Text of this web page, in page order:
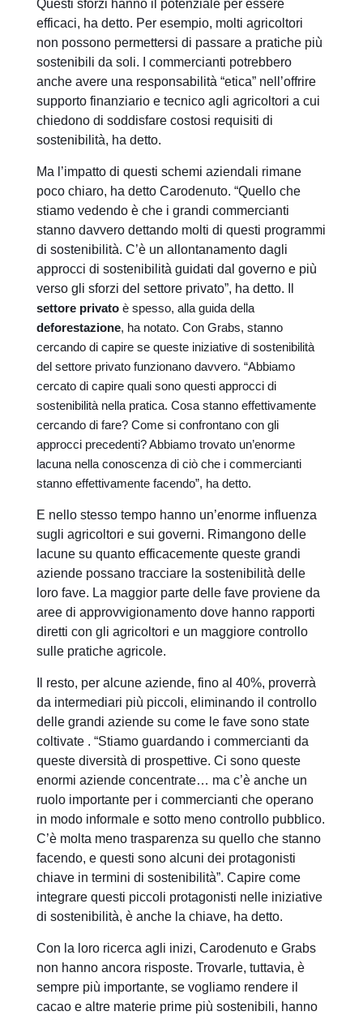
Questi sforzi hanno il potenziale per essere
efficaci, ha detto. Per esempio, molti agricoltori
non possono permettersi di passare a pratiche più
sostenibili da soli. I commercianti potrebbero
anche avere una responsabilità “etica” nell’offrire
supporto finanziario e tecnico agli agricoltori a cui
chiedono di soddisfare costosi requisiti di
sostenibilità, ha detto.
Ma l’impatto di questi schemi aziendali rimane
poco chiaro, ha detto Carodenuto. “Quello che
stiamo vedendo è che i grandi commercianti
stanno davvero dettando molti di questi programmi
di sostenibilità. C’è un allontanamento dagli
approcci di sostenibilità guidati dal governo e più
verso gli sforzi del settore privato”, ha detto. Il
settore privatoè spesso, alla guida della
deforestazione, ha notato. Con Grabs, stanno
cercando di capire se queste iniziative di sostenibilità
del settore privato funzionano davvero. “Abbiamo
cercato di capire quali sono questi approcci di
sostenibilità nella pratica. Cosa stanno effettivamente
cercando di fare? Come si confrontano con gli
approcci precedenti? Abbiamo trovato un’enorme
lacuna nella conoscenza di ciò che i commercianti
stanno effettivamente facendo”, ha detto.
E nello stesso tempo hanno un’enorme influenza
sugli agricoltori e sui governi. Rimangono delle
lacune su quanto efficacemente queste grandi
aziende possano tracciare la sostenibilità delle
loro fave. La maggior parte delle fave proviene da
aree di approvvigionamento dove hanno rapporti
diretti con gli agricoltori e un maggiore controllo
sulle pratiche agricole.
Il resto, per alcune aziende, fino al 40%, proverrà
da intermediari più piccoli, eliminando il controllo
delle grandi aziende su come le fave sono state
coltivate . “Stiamo guardando i commercianti da
queste diversità di prospettive. Ci sono queste
enormi aziende concentrate… ma c’è anche un
ruolo importante per i commercianti che operano
in modo informale e sotto meno controllo pubblico.
C’è molta meno trasparenza su quello che stanno
facendo, e questi sono alcuni dei protagonisti
chiave in termini di sostenibilità”. Capire come
integrare questi piccoli protagonisti nelle iniziative
di sostenibilità, è anche la chiave, ha detto.
Con la loro ricerca agli inizi, Carodenuto e Grabs
non hanno ancora risposte. Trovarle, tuttavia, è
sempre più importante, se vogliamo rendere il
cacao e altre materie prime più sostenibili, hanno